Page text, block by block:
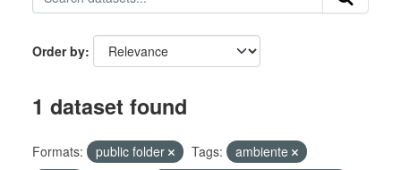
Order by
1 dataset found
Formats: public folder Tags:
ambiente